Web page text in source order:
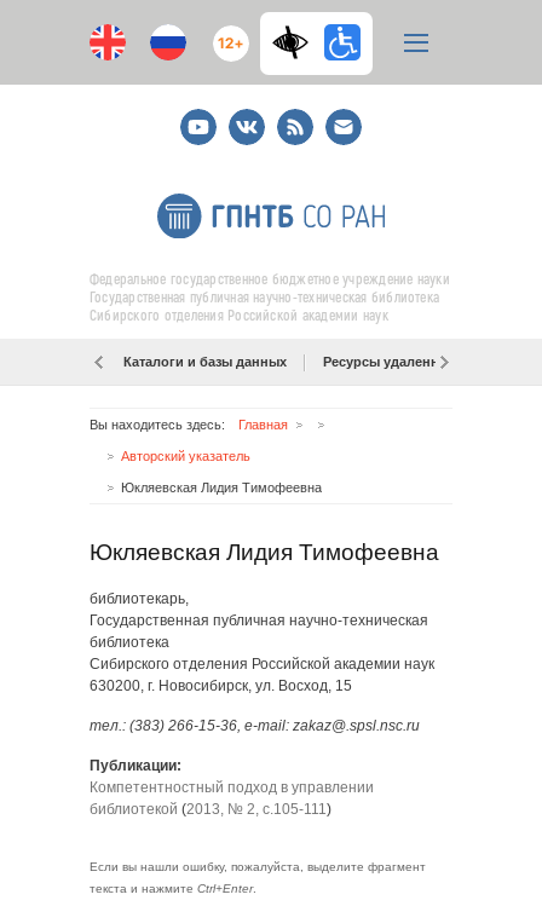
12+
YoutubeВКонтакте
RSS
E-
mail
подписка
Федеральное государственное бюджетное учреждение науки
Государственная публичная научно-техническая библиотека
Сибирского отделения Российской академии наук
Каталоги и базы данных Ресурсы удаленного доступа
Вы находитесь здесь: Главная
Авторский указатель
Юкляевская Лидия Тимофеевна
Юкляевская Лидия Тимофеевна
библиотекарь,
Государственная публичная научно-техническая
библиотека
Сибирского отделения Российской академии наук
630200, г. Новосибирск, ул. Восход, 15
тел.: (383) 266-15-36, e-mail: zakaz@.spsl.nsc.ru
Публикации:
Компетентностный подход в управлении
библиотекой (2013, № 2, с.105-111)
Если вы нашли ошибку, пожалуйста, выделите фрагмент
текста и нажмите Ctrl+Enter.